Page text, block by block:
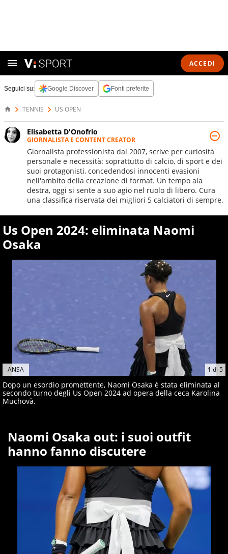
ACCEDI
Seguici su: Google Discover Fonti preferite
TENNIS US OPEN
Elisabetta D'Onofrio
GIORNALISTA E CONTENT CREATOR
Giornalista professionista dal 2007, scrive per curiosità
personale e necessità: soprattutto di calcio, di sport e dei
suoi protagonisti, concedendosi innocenti evasioni
nell'ambito della creazione di format. Un tempo ala
destra, oggi si sente a suo agio nel ruolo di libero. Cura
una classifica riservata dei migliori 5 calciatori di sempre.
Us Open 2024: eliminata Naomi
Osaka
1 di 5
ANSA
Dopo un esordio promettente, Naomi Osaka è stata eliminata al
secondo turno degli Us Open 2024 ad opera della ceca Karolina
Muchovà.
Naomi Osaka out: i suoi outfit
hanno fanno discutere